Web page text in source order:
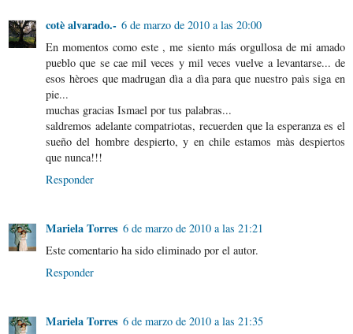
cotè alvarado.- 6 de marzo de 2010 a las 20:00
En momentos como este , me siento más orgullosa de mi amado
pueblo que se cae mil veces y mil veces vuelve a levantarse... de
esos hèroes que madrugan dìa a dìa para que nuestro paìs siga en
pie...
muchas gracias Ismael por tus palabras...
saldremos adelante compatriotas, recuerden que la esperanza es el
sueño del hombre despierto, y en chile estamos màs despiertos
que nunca!!!
Responder
Mariela Torres 6 de marzo de 2010 a las 21:21
Este comentario ha sido eliminado por el autor.
Responder
Mariela Torres 6 de marzo de 2010 a las 21:35